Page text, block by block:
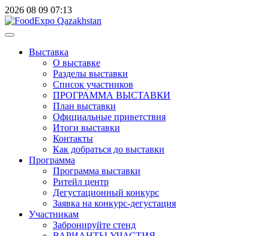
2026 08 09 07:13
Выставка
О выставке
Разделы выставки
Список участников
ПРОГРАММА ВЫСТАВКИ
План выставки
Официальные приветствия
Итоги выставки
Контакты
Как добраться до выставки
Программа
Программа выставки
Ритейл центр
Дегустационный конкурс
Заявка на конкурс-дегустация
Участникам
Забронируйте стенд